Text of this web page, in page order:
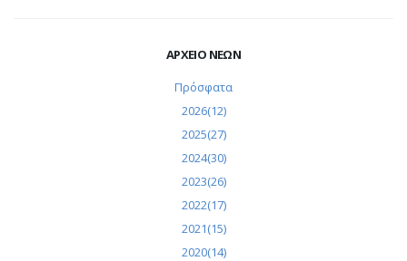
ΑΡΧΕΙΟ ΝΕΩΝ
Πρόσφατα
2026(12)
2025(27)
2024(30)
2023(26)
2022(17)
2021(15)
2020(14)